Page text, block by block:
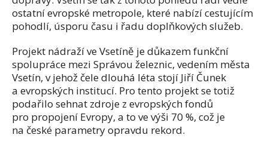
ostatní evropské metropole, které nabízí cestujícím
pohodlí, úsporu času i řadu doplňkových služeb.
Projekt nádraží ve Vsetíně je důkazem funkční
spolupráce mezi Správou železnic, vedením města
Vsetín, v jehož čele dlouhá léta stojí Jiří Čunek
a evropských institucí. Pro tento projekt se totiž
podařilo sehnat zdroje z evropských fondů
pro propojení Evropy, a to ve výši 70 %, což je
na české parametry opravdu rekord.